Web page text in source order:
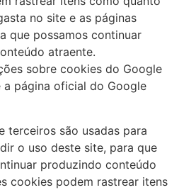
no site e as páginas
que possamos continuar
atraente.
sobre cookies do Google
a página oficial do Google
terceiros são usadas para
o uso deste site, para que
produzindo conteúdo
cookies podem rastrear itens